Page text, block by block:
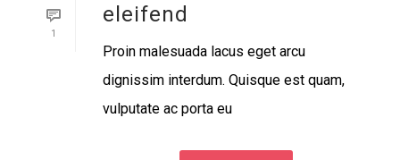
1
eleifend
Proin malesuada lacus eget arcu
dignissim interdum. Quisque est quam,
vulputate ac porta eu